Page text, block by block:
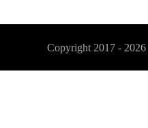
Copyright 2017 - 2026